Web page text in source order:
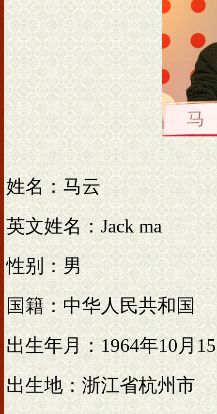
姓名：马云
英文姓名：Jack ma
性别：男
国籍：中华人民共和国
出生年月：1964年10月
出生地：浙江省杭州市